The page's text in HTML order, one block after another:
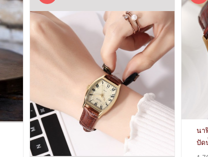
นา
ปัด